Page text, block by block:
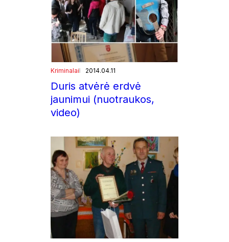
Kriminalai 2014.04.11
Duris atvėrė erdvė
jaunimui (nuotraukos,
video)